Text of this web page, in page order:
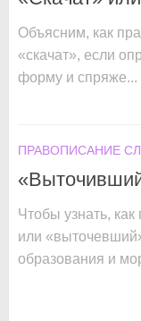
Объясним, как
«скачат», если
форму и спряже...
ПРАВОПИСАНИЕ
Чтобы узнать,
или
образования и